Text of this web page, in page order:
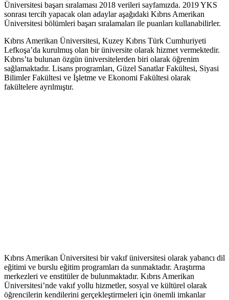
Üniversitesi başarı sıralaması 2018 verileri sayfamızda. 2019 YKS
sonrası tercih yapacak olan adaylar aşağıdaki Kıbrıs Amerikan
Üniversitesi bölümleri başarı sıralamaları ile puanları kullanabilirler.
Kıbrıs Amerikan Üniversitesi, Kuzey Kıbrıs Türk Cumhuriyeti
Lefkoşa’da kurulmuş olan bir üniversite olarak hizmet vermektedir.
Kıbrıs’ta bulunan özgün üniversitelerden biri olarak öğrenim
sağlamaktadır. Lisans programları, Güzel Sanatlar Fakültesi, Siyasi
Bilimler Fakültesi ve İşletme ve Ekonomi Fakültesi olarak
fakültelere ayrılmıştır.
Kıbrıs Amerikan Üniversitesi bir vakıf üniversitesi olarak yabancı dil
eğitimi ve burslu eğitim programları da sunmaktadır. Araştırma
merkezleri ve enstitüler de bulunmaktadır. Kıbrıs Amerikan
Üniversitesi’nde vakıf yollu hizmetler, sosyal ve kültürel olarak
öğrencilerin kendilerini gerçekleştirmeleri için önemli imkanlar